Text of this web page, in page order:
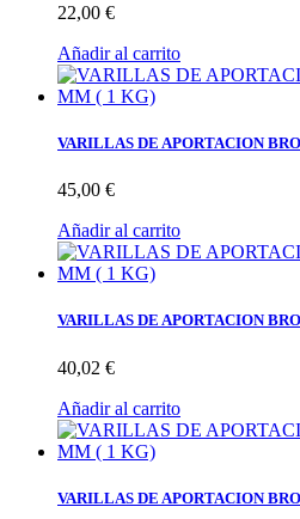
22,00 €
Añadir al carrito
VARILLAS DE APORTACION
45,00 €
Añadir al carrito
VARILLAS DE APORTACION
40,02 €
Añadir al carrito
VARILLAS DE APORTACION